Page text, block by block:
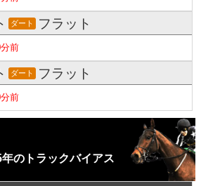
ダート フラット
前
ダート フラット
前
のトラックバイアス